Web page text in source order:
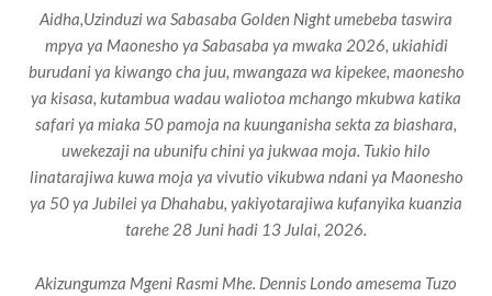
Aidha,Uzinduzi wa Sabasaba Golden Night umebeba taswira
mpya ya Maonesho ya Sabasaba ya mwaka 2026, ukiahidi
burudani ya kiwango cha juu, mwangaza wa kipekee, maonesho
ya kisasa, kutambua wadau waliotoa mchango mkubwa katika
safari ya miaka 50 pamoja na kuunganisha sekta za biashara,
uwekezaji na ubunifu chini ya jukwaa moja. Tukio hilo
linatarajiwa kuwa moja ya vivutio vikubwa ndani ya Maonesho
ya 50 ya Jubilei ya Dhahabu, yakiyotarajiwa kufanyika kuanzia
tarehe 28 Juni hadi 13 Julai, 2026.
Akizungumza Mgeni Rasmi Mhe. Dennis Londo amesema Tuzo